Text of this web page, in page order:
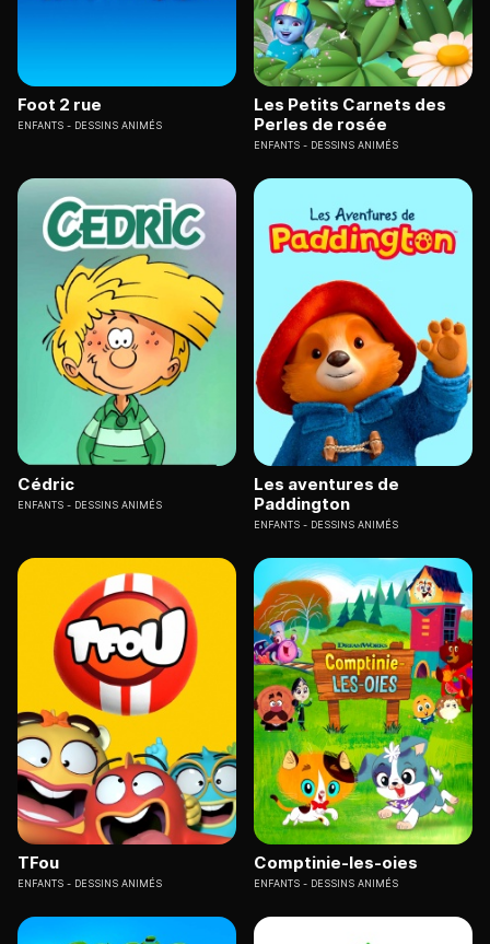
Foot 2 rue
ENFANTS DESSINS ANIMÉS
Les Petits Carnets des
Perles de rosée
ENFANTS DESSINS ANIMÉS
Cédric
ENFANTS DESSINS ANIMÉS
Les aventures de
Paddington
ENFANTS DESSINS ANIMÉS
TFou
ENFANTS DESSINS ANIMÉS
Comptinie-les-oies
ENFANTS DESSINS ANIMÉS